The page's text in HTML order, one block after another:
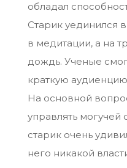
обладал
Старик уединился
в медитации, а на
дождь. Ученые
краткую
На основной
управлять
старик очень
него никакой